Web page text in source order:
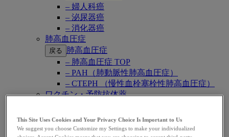
– 婦人科癌
– 泌尿器癌
– 消化器癌
肺高血圧症
戻る
肺高血圧症
– 肺高血圧症 TOP
– PAH（肺動脈性肺高血圧症）
– CTEPH （慢性血栓塞栓性肺高血圧症）
ワクチン・予防抗体薬
– ワクチン・予防抗体薬 TOP
– 子宮頸がん・HPV関連疾患
This Site Uses Cookies and Your Privacy Choice Is Important to Us
We suggest you choose Customize my Settings to make your individualized